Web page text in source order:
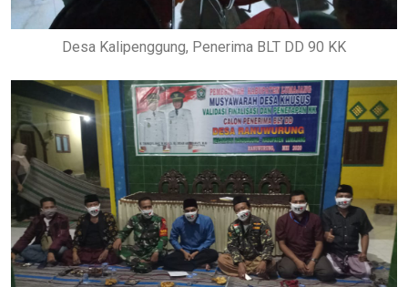
Desa Kalipenggung, Penerima BLT DD 90 KK